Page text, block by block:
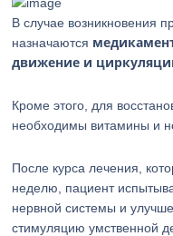
В случае возникновения
назначаются
движение и
Кроме этого, для
необходимы витамины и
После курса лечения,
неделю, пациент
нервной системы и
стимуляцию умственной